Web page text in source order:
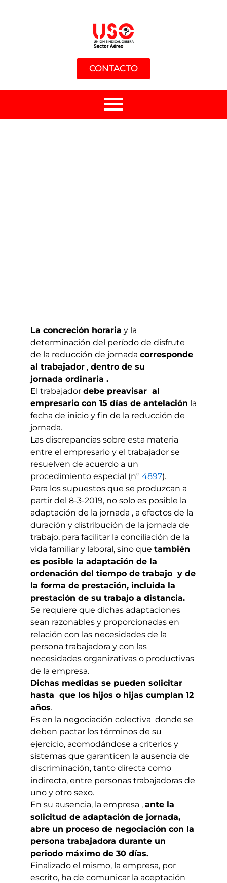
CONTACTO
La concreción horaria y la
determinación del período de disfrute
de la reducción de jornada corresponde
al trabajador , dentro de su
jornada ordinaria .
El trabajador debe preavisar al
empresario con 15 días de antelación la
fecha de inicio y fin de la reducción de
jornada.
Las discrepancias sobre esta materia
entre el empresario y el trabajador se
resuelven de acuerdo a un
procedimiento especial (nº 4897).
Para los supuestos que se produzcan a
partir del 8-3-2019, no solo es posible la
adaptación de la jornada , a efectos de la
duración y distribución de la jornada de
trabajo, para facilitar la conciliación de la
vida familiar y laboral, sino que también
es posible la adaptación de la
ordenación del tiempo de trabajo y de
la forma de prestación, incluida la
prestación de su trabajo a distancia.
Se requiere que dichas adaptaciones
sean razonables y proporcionadas en
relación con las necesidades de la
persona trabajadora y con las
necesidades organizativas o productivas
de la empresa.
Dichas medidas se pueden solicitar
hasta que los hijos o hijas cumplan 12
años.
Es en la negociación colectiva donde se
deben pactar los términos de su
ejercicio, acomodándose a criterios y
sistemas que garanticen la ausencia de
discriminación, tanto directa como
indirecta, entre personas trabajadoras de
uno y otro sexo.
En su ausencia, la empresa , ante la
solicitud de adaptación de jornada,
abre un proceso de negociación con la
persona trabajadora durante un
periodo máximo de 30 días.
Finalizado el mismo, la empresa, por
escrito, ha de comunicar la aceptación